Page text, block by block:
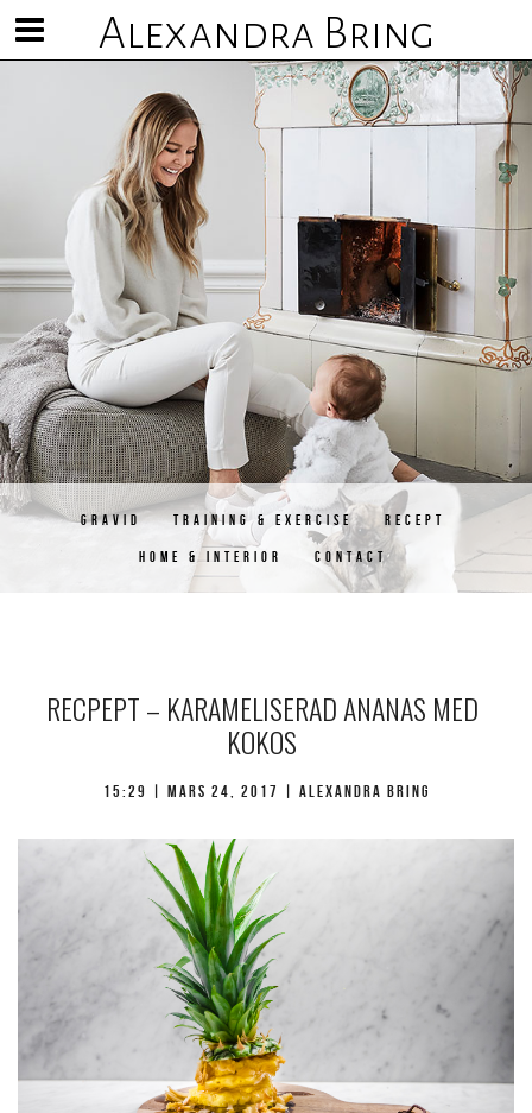
Alexandra Bring
Visa/göm
meny
GRAVID TRAINING & EXERCISE RECEPT
HOME & INTERIOR CONTACT
RECPEPT – KARAMELISERAD ANANAS MED
KOKOS
15:29 | mars 24, 2017 | Alexandra Bring